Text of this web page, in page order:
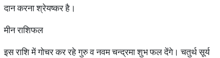
दान करना श्रेयष्कर है।
मीन राशिफल
इस राशि में गोचर कर रहे गुरु व नवम चन्द्रमा शुभ फल देंगे। चतुर्थ सूर्य